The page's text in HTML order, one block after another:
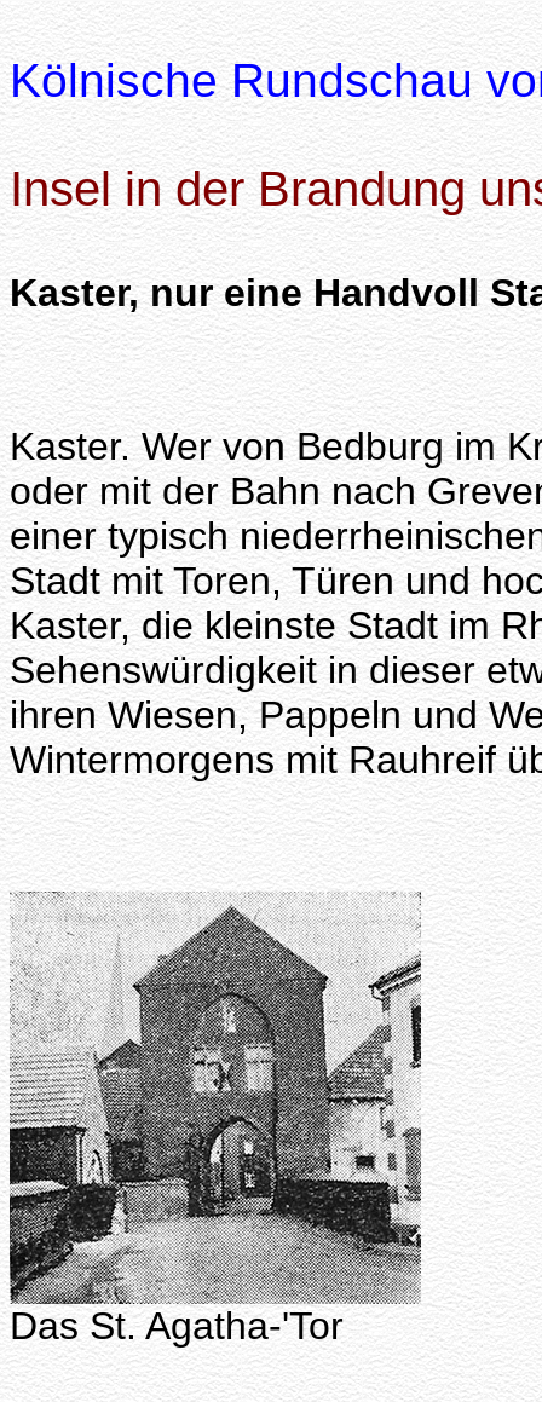
Kölnische Rundschau
Insel in der Brandung
Kaster, nur eine Handvoll
Kaster. Wer von Bedburg im
oder mit der Bahn nach
einer typisch
Stadt mit Toren, Türen und
Kaster, die kleinste Stadt im
Sehenswürdigkeit in dieser
ihren Wiesen, Pappeln und
Wintermorgens mit Rauhreif
Das St. Agatha-'Tor